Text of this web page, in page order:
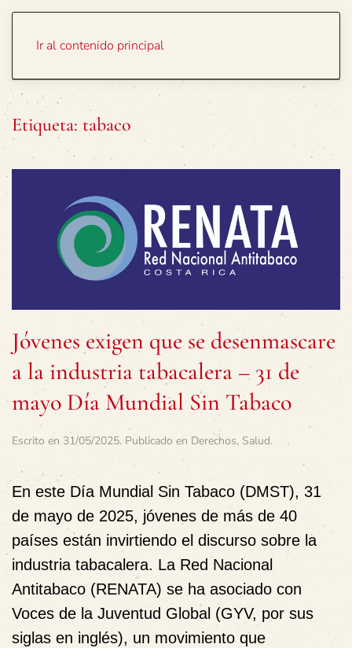
Ir al contenido principal
Etiqueta: tabaco
Jóvenes exigen que se desenmascare
a la industria tabacalera – 31 de
mayo Día Mundial Sin Tabaco
Escrito en 31/05/2025. Publicado en Derechos, Salud.
En este Día Mundial Sin Tabaco (DMST), 31
de mayo de 2025, jóvenes de más de 40
países están invirtiendo el discurso sobre la
industria tabacalera. La Red Nacional
Antitabaco (RENATA) se ha asociado con
Voces de la Juventud Global (GYV, por sus
siglas en inglés), un movimiento que